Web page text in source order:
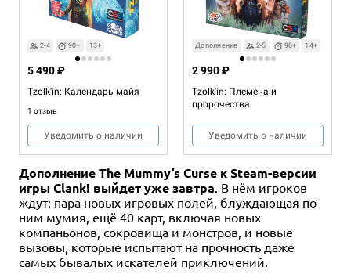
2-4 90+ 13+
Tzolk'in: Календарь майя
1 отзыв
5 490 ₽
Уведомить о наличии
Дополнение 2-5 90+ 14+
Tzolk'in: Племена и
пророчества
2 990 ₽
Уведомить о наличии
Дополнение The Mummy’s Curse к Steam-версии
игры Clank! выйдет уже завтра. В нём игроков
ждут: пара новых игровых полей, блуждающая по
ним мумия, ещё 40 карт, включая новых
компаньонов, сокровища и монстров, и новые
вызовы, которые испытают на прочность даже
самых бывалых искателей приключений.